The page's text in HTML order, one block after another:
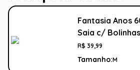
Fantasia Anos
Saia c/
R$ 39,99
Tamanho:M